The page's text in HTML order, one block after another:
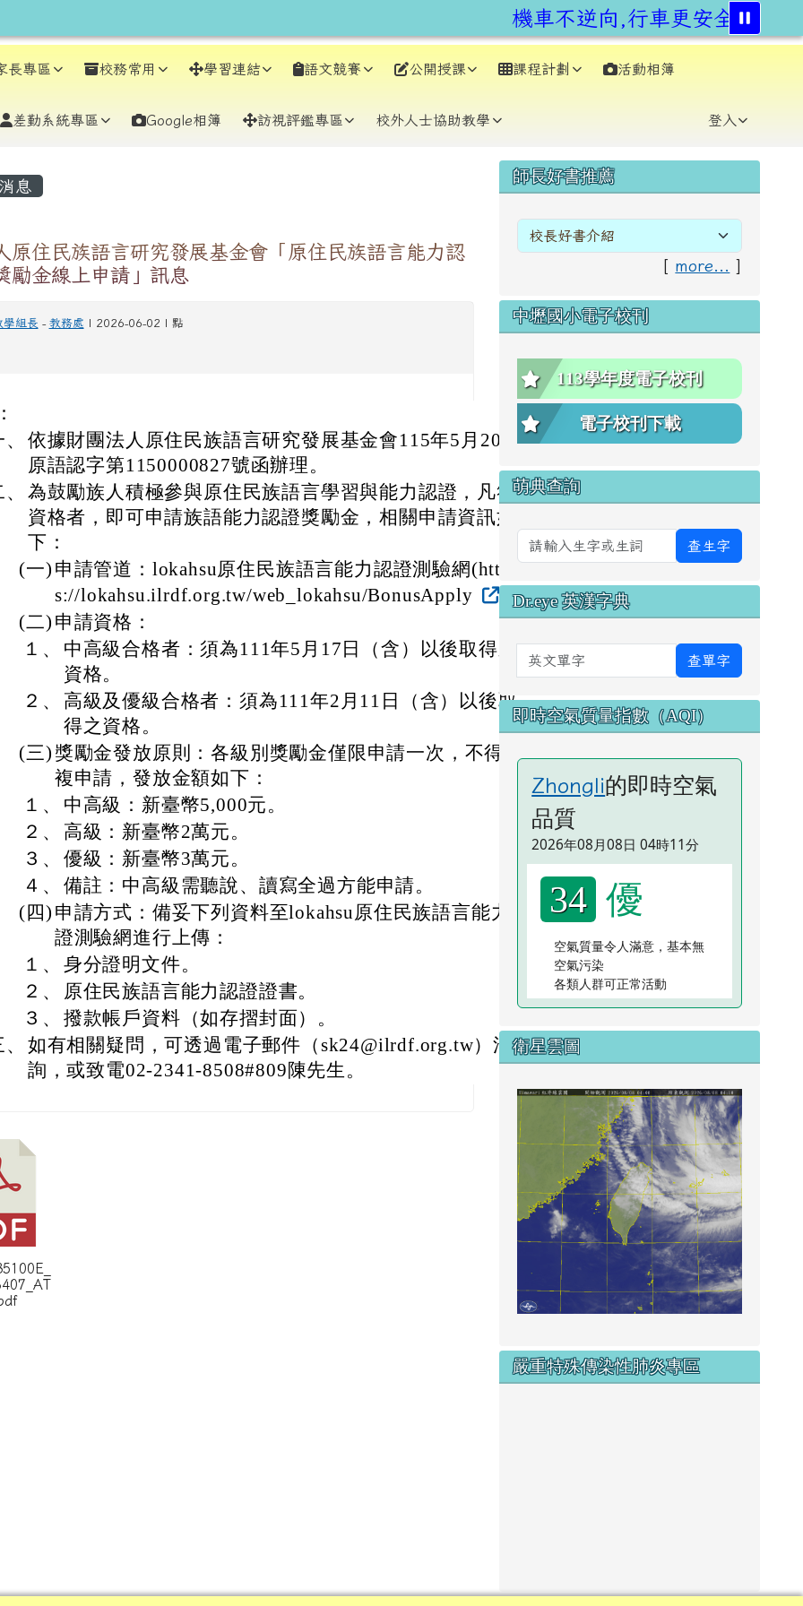
機車不逆向,行車更安全。交通
長專區 校務常用 學習連結 語文競賽 公開授課 課程計劃 活動相簿
差勤系統專區 Google相簿 訪視評鑑專區 校外人士協助教學 登入
域
息
原住民族語言研究發展基金會「原住民族語言能力認
勵金線上申請」訊息
學組長 - 教務處 | 2026-06-02 | 點
依據財團法人原住民族語言研究發展基金會115年5月20日
原語認字第1150000827號函辦理。
為鼓勵族人積極參與原住民族語言學習與能力認證，凡符合
資格者，即可申請族語能力認證獎勵金，相關申請資訊如
下：
(一) 申請管道：lokahsu原住民族語言能力認證測驗網(http
s://lokahsu.ilrdf.org.tw/web_lokahsu/BonusApply
。
(二) 申請資格：
１、
中高級合格者：須為111年5月17日（含）以後取得之
資格。
２、
高級及優級合格者：須為111年2月11日（含）以後取
得之資格。
(三) 獎勵金發放原則：各級別獎勵金僅限申請一次，不得重
複申請，發放金額如下：
１、
中高級：新臺幣5,000元。
２、
高級：新臺幣2萬元。
３、 優級：新臺幣3萬元。
４、 備註：中高級需聽說、讀寫全過方能申請。
(四) 申請方式：備妥下列資料至lokahsu原住民族語言能力認
證測驗網進行上傳：
１、 身分證明文件。
２、
原住民族語言能力認證證書。
３、 撥款帳戶資料（如存摺封面）。
如有相關疑問，可透過電子郵件（sk24@ilrdf.org.tw）洽
詢，或致電02-2341-8508#809陳先生。
右邊區域內容
師長好書推薦
[ more... ]
中壢國小電子校刊
113學年度電子校刊
電子校刊下載
萌典查詢
查生字
Dr.eye 英漢字典
英文單字 查單字
即時空氣質量指數（AQI）
Zhongli的即時空氣
品質
2026年08月08日 04時11分
34 優
空氣質量令人滿意，基本無
空氣污染
各類人群可正常活動
衛星雲圖
link to
嚴重特殊傳染性肺炎專區